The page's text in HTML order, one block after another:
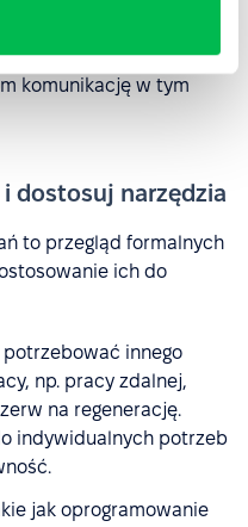
neuroodmiennych
też słowniczek
komunikację w tym
dostosuj narzędzia
to przegląd formalnych
ich do
innego
np. pracy zdalnej,
na regenerację.
indywidualnych potrzeb
jak oprogramowanie